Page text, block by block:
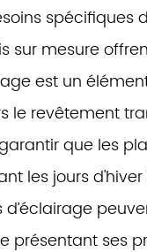
spécifiques
sur mesure
est un
le revêtement
que les
les jours
d’éclairage
présentant ses